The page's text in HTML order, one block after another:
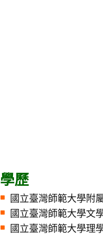
學歷
國立臺灣師範大學附
國立臺灣師範大學文
國立臺灣師範大學理